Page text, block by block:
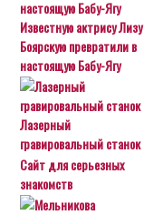
Известную актрису Лизу
Боярскую превратили в
настоящую Бабу-Ягу
Лазерный
гравировальный станок
Сайт для серьезных
знакомств